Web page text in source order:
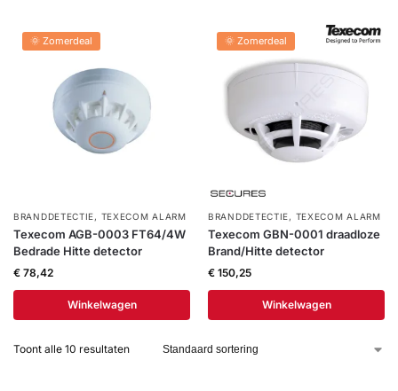
🌞 Zomerdeal
BRANDDETECTIE, TEXECOM ALARM
Texecom AGB-0003 FT64/4W
Bedrade Hitte detector
€ 78,42
Winkelwagen
🌞 Zomerdeal
BRANDDETECTIE, TEXECOM ALARM
Texecom GBN-0001 draadloze
Brand/Hitte detector
€ 150,25
Winkelwagen
Toont alle 10 resultaten